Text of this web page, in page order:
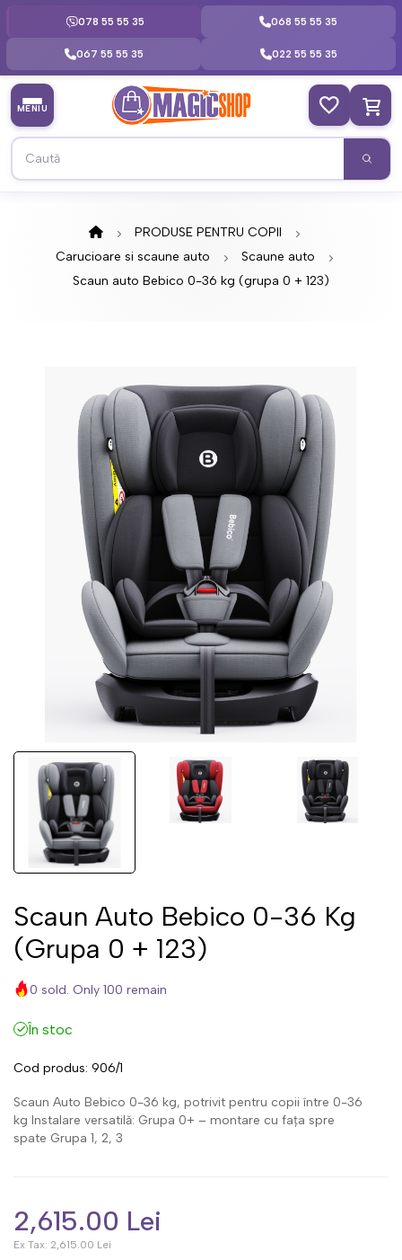
078 55 55 35 068 55 55 35
067 55 55 35 022 55 55 35
MENIU
PRODUSE PENTRU COPII
Carucioare si scaune auto
Scaune auto
Scaun auto Bebico 0-36 kg (grupa 0 + 123)
Scaun Auto Bebico 0-36 Kg
(grupa 0 + 123)
0 sold. Only 100 remain
În stoc
Cod produs: 906/1
Scaun Auto Bebico 0-36 kg, potrivit pentru copii între 0-36
kg Instalare versatilă: Grupa 0+ – montare cu fața spre
spate Grupa 1, 2, 3
2,615.00 Lei
Ex Tax: 2,615.00 Lei